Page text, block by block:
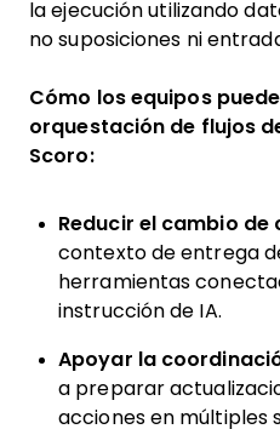
la ejecución utilizando
no suposiciones ni
Cómo los equipos
orquestación de flujos
Scoro:
Reducir el cambio de
contexto de entrega
herramientas
instrucción de IA.
Apoyar la
a preparar
acciones en múltiples